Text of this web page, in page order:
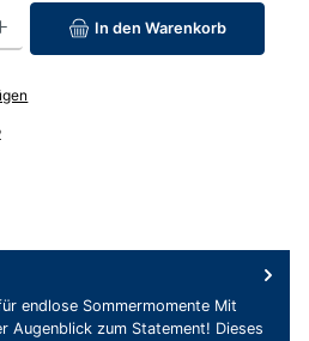
Wert ein oder benutze die
In den Warenkorb
endlose Sommermomente Mit
Augenblick zum Statement! Dieses